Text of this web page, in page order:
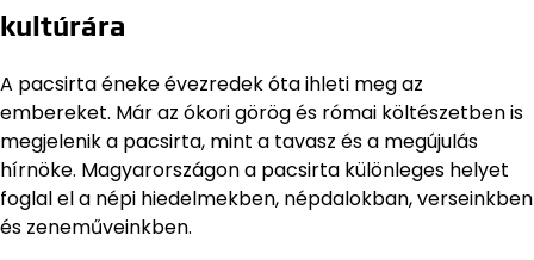
kultúrára
A pacsirta éneke évezredek óta ihleti meg az
embereket. Már az ókori görög és római költészetben is
megjelenik a pacsirta, mint a tavasz és a megújulás
hírnöke. Magyarországon a pacsirta különleges helyet
foglal el a népi hiedelmekben, népdalokban, verseinkben
és zeneműveinkben.